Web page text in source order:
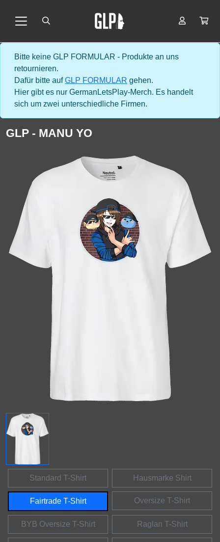
Bitte keine GLP FORMULAR - Produkte an uns
retournieren.
Dafür bitte aufGLP FORMULAR gehen.
Hier gibt es nur GermanLetsPlay-Merch. Es handelt
sich um zwei unterschiedliche Firmen.
GLP - MANU YO
Standard T-Shirt Hausmarke Shirt
Fairtrade T-Shirt Oversize T-Shirt
BYB Oversize T-Shirt Raglan T-Shirt